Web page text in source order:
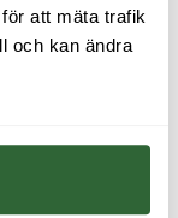
att mäta trafik
och kan ändra